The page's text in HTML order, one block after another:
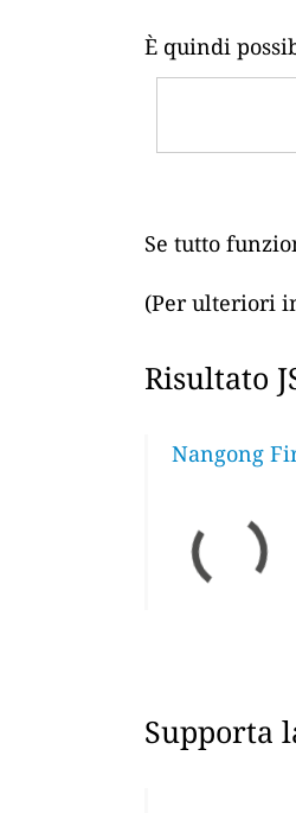
È quindi
Se tutto
(Per ulteriori
Risultato
Nangong
Supporta